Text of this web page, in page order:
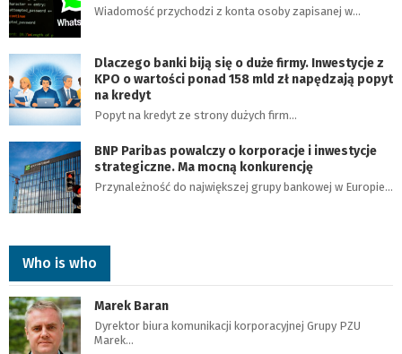
Wiadomość przychodzi z konta osoby zapisanej w…
Dlaczego banki biją się o duże firmy. Inwestycje z
KPO o wartości ponad 158 mld zł napędzają popyt
na kredyt
Popyt na kredyt ze strony dużych firm…
BNP Paribas powalczy o korporacje i inwestycje
strategiczne. Ma mocną konkurencję
Przynależność do największej grupy bankowej w Europie…
Who is who
Marek Baran
Dyrektor biura komunikacji korporacyjnej Grupy PZU
Marek…